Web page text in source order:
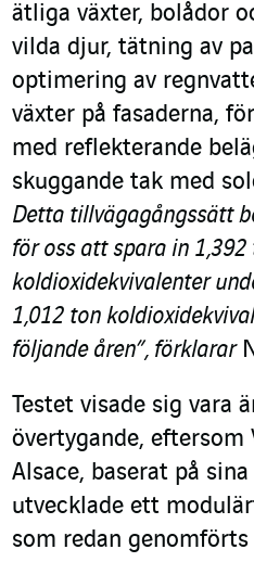
ätliga växter, bolådor
vilda djur, tätning av
optimering av
växter på fasaderna,
med reflekterande
skuggande tak med
Detta tillvägagångssätt
för oss att spara in 1,392
koldioxidekvivalenter
1,012 ton
följande åren”, förklarar
Testet visade sig vara
övertygande, eftersom
Alsace, baserat på
utvecklade ett
som redan genomförts